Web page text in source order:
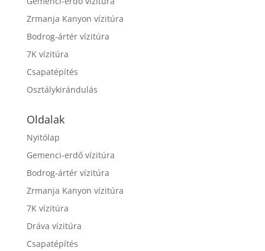
Zrmanja Kanyon vízitúra
Bodrog-ártér vízitúra
7K vízitúra
Csapatépítés
Osztálykirándulás
Oldalak
Nyitólap
Gemenci-erdő vízitúra
Bodrog-ártér vízitúra
Zrmanja Kanyon vízitúra
7K vízitúra
Dráva vízitúra
Csapatépítés